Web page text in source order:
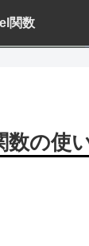
関数
の使